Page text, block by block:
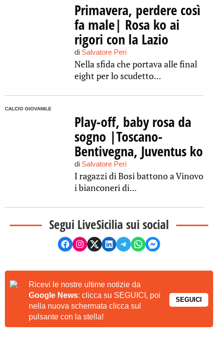
Primavera, perdere così
fa male| Rosa ko ai
rigori con la Lazio
di Salvatore Peri
Nella sfida che portava alle final
eight per lo scudetto...
CALCIO GIOVANILE
Play-off, baby rosa da
sogno |Toscano-
Bentivegna, Juventus ko
di Salvatore Peri
I ragazzi di Bosi battono a Vinovo
i bianconeri di...
Segui LiveSicilia sui social
Ricevi le nostre ultime notizie da
Google News: clicca su SEGUICI, poi
nella nuova schermata clicca sul
pulsante con la stella!
SEGUICI